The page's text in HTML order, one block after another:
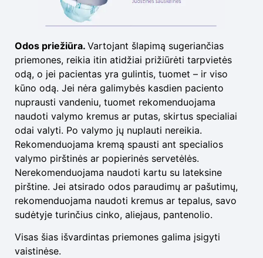
Odos priežiūra. Vartojant šlapimą sugeriančias
priemones, reikia itin atidžiai prižiūrėti tarpvietės
odą, o jei pacientas yra gulintis, tuomet – ir viso
kūno odą. Jei nėra galimybės kasdien paciento
nuprausti vandeniu, tuomet rekomenduojama
naudoti valymo kremus ar putas, skirtus specialiai
odai valyti. Po valymo jų nuplauti nereikia.
Rekomenduojama kremą spausti ant specialios
valymo pirštinės ar popierinės servetėlės.
Nerekomenduojama naudoti kartu su lateksine
pirštine. Jei atsirado odos paraudimų ar pašutimų,
rekomenduojama naudoti kremus ar tepalus, savo
sudėtyje turinčius cinko, aliejaus, pantenolio.
Visas šias išvardintas priemones galima įsigyti
vaistinėse.